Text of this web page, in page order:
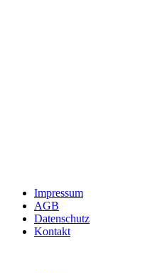
Impressum
AGB
Datenschutz
Kontakt